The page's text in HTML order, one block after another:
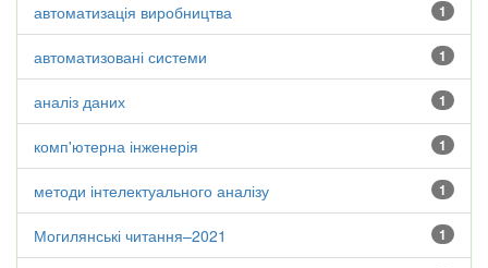
1
автоматизація виробництва
1
автоматизовані системи
1
аналіз даних
1
комп'ютерна інженерія
1
методи інтелектуального аналізу
1
Могилянські читання–2021